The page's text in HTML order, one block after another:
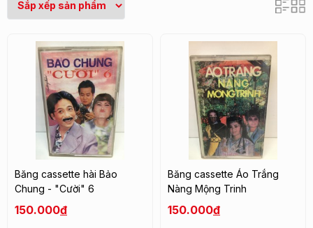
Băng cassette hài Bảo
Chung - "Cười" 6
150.000đ
Băng cassette Áo Trắng
Nàng Mộng Trinh
150.000đ